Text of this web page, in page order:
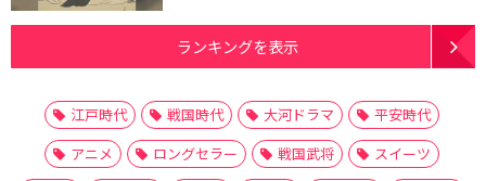
ランキングを表示
江戸時代 戦国時代 大河ドラマ
平安時代
アニメ
ロングセラー 戦国武将
スイーツ